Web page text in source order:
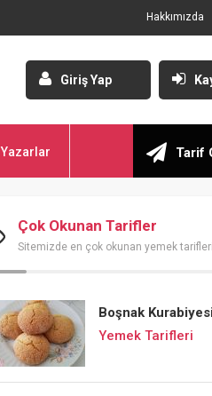
Hakkımızda
Giriş Yap
Yazarlar Tarif
Çok Okunan Tarifler
Sitemizde en çok okunan yemek tarifleri
Boşnak
Yemek Tarifleri